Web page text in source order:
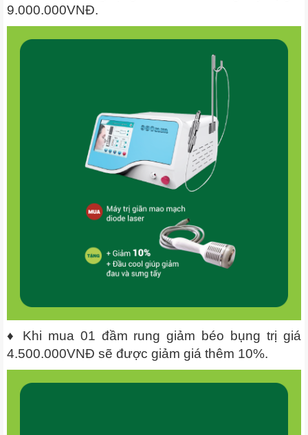
9.000.000VNĐ.
♦ Khi mua 01 đầm rung giảm béo bụng trị giá
4.500.000VNĐ sẽ được giảm giá thêm 10%.